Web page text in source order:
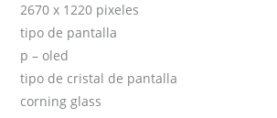
2670 x 1220 pixeles
tipo de pantalla
p – oled
tipo de cristal de pantalla
corning glass